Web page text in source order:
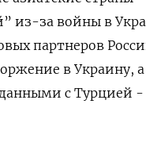
из-за войны в
партнеров
в Украину,
с Турцией -